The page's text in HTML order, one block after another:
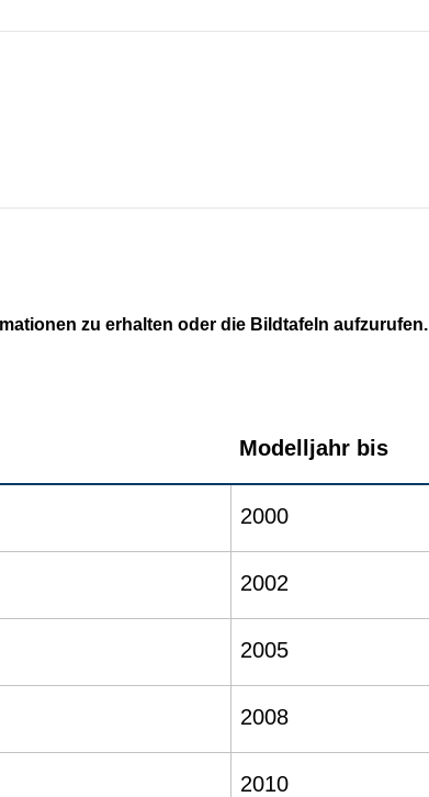
zu erhalten oder die Bildtafeln aufzurufen.
Modelljahr bis
2000
2002
2005
2008
2010